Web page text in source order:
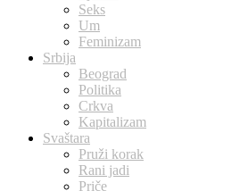
Seks
Um
Feminizam
Srbija
Beograd
Politika
Crkva
Kapitalizam
Svaštara
Pruži korak
Rani jadi
Priče